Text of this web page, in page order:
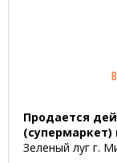
Продается
Зеленый луг г.